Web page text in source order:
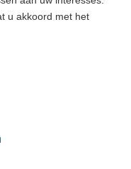
u akkoord met het